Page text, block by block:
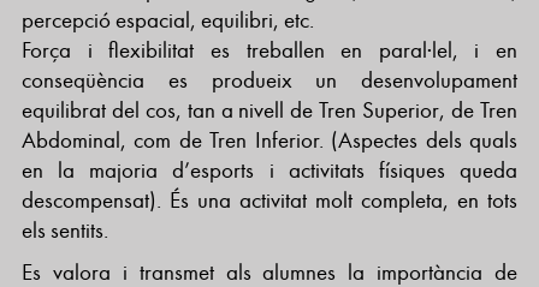
percepció espacial, equilibri, etc.
Força i flexibilitat es treballen en paral·lel, i en
conseqüència es produeix un desenvolupament
equilibrat del cos, tan a nivell de Tren Superior, de Tren
Abdominal, com de Tren Inferior. (Aspectes dels quals
en la majoria d’esports i activitats físiques queda
descompensat). És una activitat molt completa, en tots
els sentits.
Es valora i transmet als alumnes la importància de